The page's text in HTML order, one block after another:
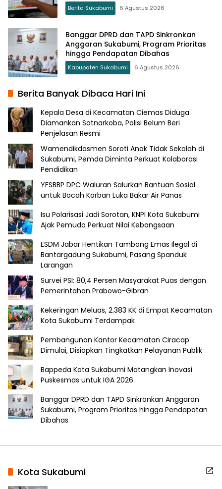
Berita Sukabumi 6 Agustus 2026
Banggar DPRD dan TAPD Sinkronkan
Anggaran Sukabumi, Program Prioritas
hingga Pendapatan Dibahas
Kabupaten Sukabumi 6 Agustus 2026
Berita Banyak Dibaca Hari Ini
Kepala Desa di Kecamatan Ciemas Diduga
Diamankan Satnarkoba, Polisi Belum Beri
Penjelasan Resmi
Wamendikdasmen Soroti Anak Tidak Sekolah di
Sukabumi, Pemda Diminta Perkuat Kolaborasi
Pendidikan
YFSBBP DPC Waluran Salurkan Bantuan Sosial
untuk Bocah Korban Luka Bakar Air Panas
Isu Polarisasi Jadi Sorotan, KNPI Kota Sukabumi
Ajak Pemuda Perkuat Nilai Kebangsaan
ESDM Jabar Hentikan Tambang Emas Ilegal di
Bantargadung Sukabumi, Pasang Spanduk
Larangan
Survei PSI: 80,4 Persen Masyarakat Puas dengan
Pemerintahan Prabowo-Gibran
Kekeringan Meluas, 2.383 KK di Empat Kecamatan
Kota Sukabumi Terdampak
Pembangunan Kantor Kecamatan Ciracap
Dimulai, Disiapkan Tingkatkan Pelayanan Publik
Bappeda Kota Sukabumi Matangkan Inovasi
Puskesmas untuk IGA 2026
Banggar DPRD dan TAPD Sinkronkan Anggaran
Sukabumi, Program Prioritas hingga Pendapatan
Dibahas
Kota Sukabumi